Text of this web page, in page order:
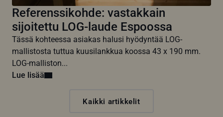
Referenssikohde: vastakkain
sijoitettu LOG-laude Espoossa
Tässä kohteessa asiakas halusi hyödyntää LOG-
mallistosta tuttua kuusilankkua koossa 43 x 190 mm.
LOG-malliston...
Lue lisää
Kaikki artikkelit